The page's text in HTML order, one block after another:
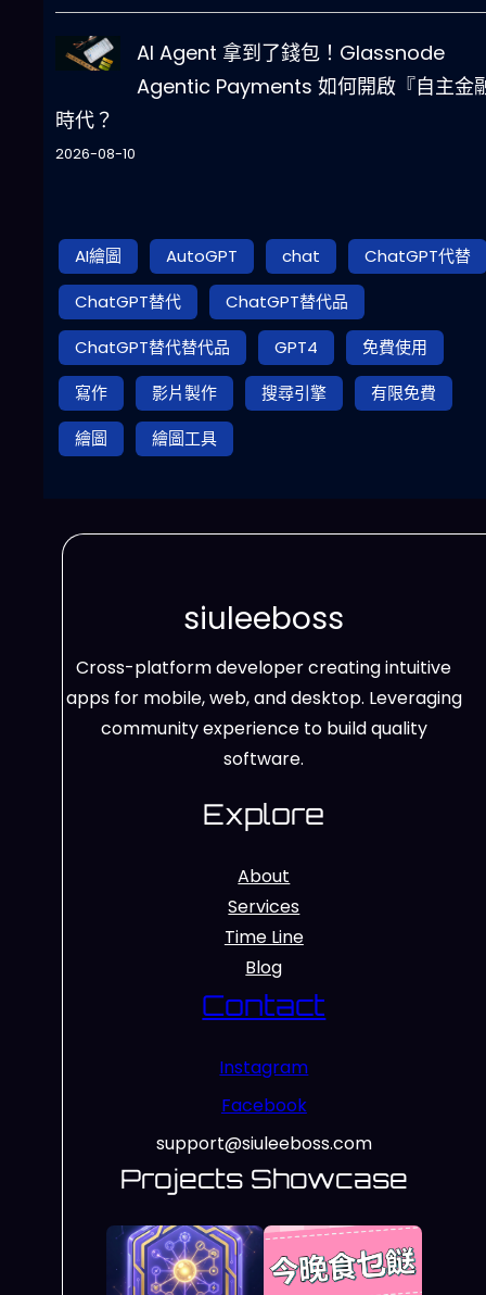
AI Agent 拿到了錢包！Glassnode
Agentic Payments 如何開啟『自主金
時代？
2026-08-10
AI繪圖 AutoGPT chat
ChatGPT代替
ChatGPT替代
ChatGPT替代品
ChatGPT替代替代品
GPT4
免費使用
寫作
影片製作 搜尋引擎
有限免費
繪圖
繪圖工具
siuleeboss
Cross-platform developer creating intuitive
apps for mobile, web, and desktop. Leveraging
community experience to build quality
software.
Explore
About
Services
Time Line
Blog
Contact
Instagram
Facebook
support@siuleeboss.com
Projects Showcase